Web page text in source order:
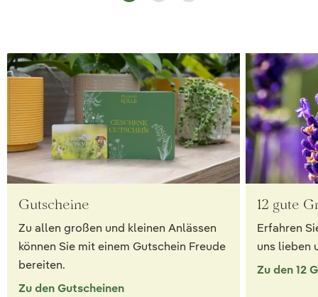
Gutscheine
Zu allen großen und kleinen Anlässen
können Sie mit einem Gutschein Freude
bereiten.
Zu den Gutscheinen
12 gute
Erfahren
uns lieben
Zu den 12